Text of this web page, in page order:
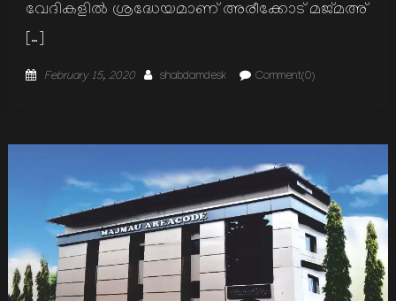
വേദികളില്‍ ശ്രദ്ധേയമാണ് അരീക്കോട് മജ്മഅ്
[…]
Posted
February 15, 2020 Author
shabdamdesk Comment(0)